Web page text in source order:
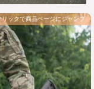
リックで商品ページにジャンプ